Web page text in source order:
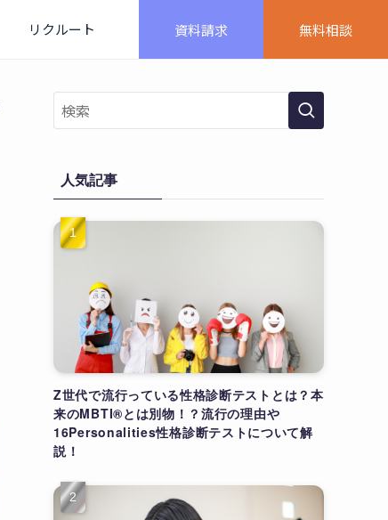
リクルート 資料請求 無料相談
人気記事
Z世代で流行っている性格診断テストとは？本
来のMBTI®とは別物！？流行の理由や
16Personalities性格診断テストについて解
説！